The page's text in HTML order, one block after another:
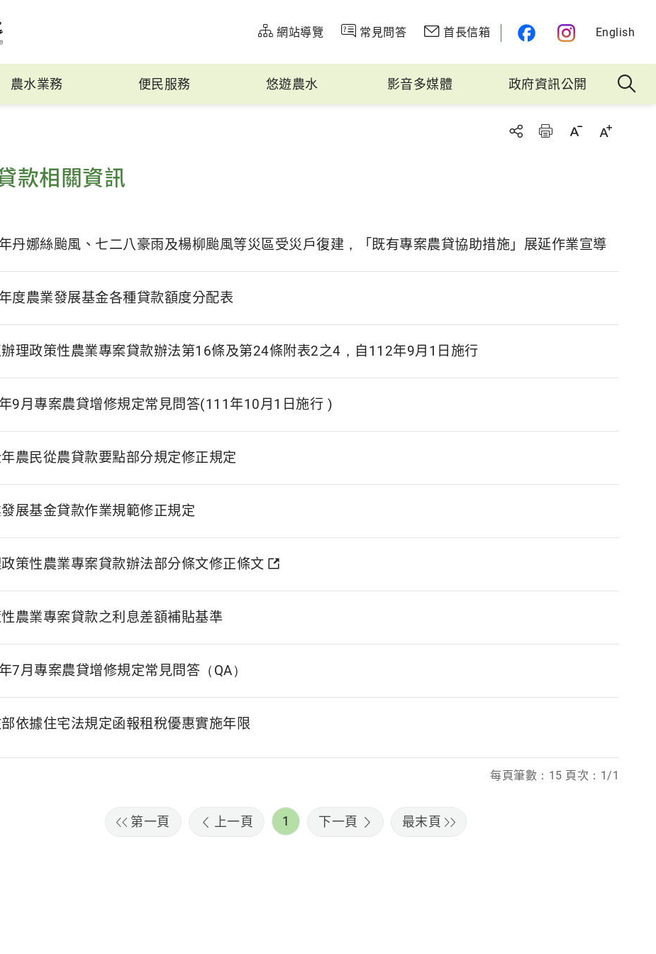
網站導覽 常見問答 首長信箱 English
農水業務 便民服務 悠遊農水 影音多媒體 政府資訊公開
款相關資訊
丹娜絲颱風、七二八豪雨及楊柳颱風等災區受災戶復建，「既有專案農貸協助措施」展延作業宣導
度農業發展基金各種貸款額度分配表
理政策性農業專案貸款辦法第16條及第24條附表2之4，自112年9月1日施行
9月專案農貸增修規定常見問答(111年10月1日施行 )
農民從農貸款要點部分規定修正規定
展基金貸款作業規範修正規定
策性農業專案貸款辦法部分條文修正條文
農業專案貸款之利息差額補貼基準
7月專案農貸增修規定常見問答（QA）
依據住宅法規定函報租稅優惠實施年限
每頁筆數：15 頁次：1/1
第一頁 上一頁 1 下一頁 最末頁